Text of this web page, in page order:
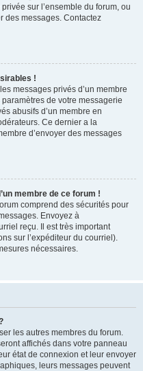
sur l’ensemble du forum, ou
des messages. Contactez
!
messages privés d’un membre
de votre messagerie
abusifs d’un membre en
Ce dernier a la
d’envoyer des messages
membre de ce forum !
comprend des sécurités pour
Envoyez à
reçu. Il est très important
sur l’expéditeur du courriel).
nécessaires.
les autres membres du forum.
affichés dans votre panneau
état de connexion et leur envoyer
leurs messages peuvent